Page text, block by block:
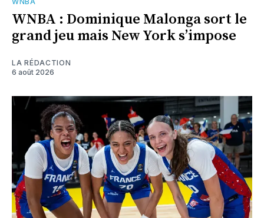
WNBA : Dominique Malonga sort le
grand jeu mais New York s’impose
LA RÉDACTION
6 août 2026